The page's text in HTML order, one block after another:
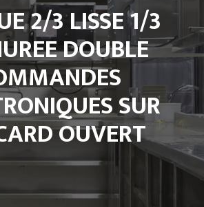
Froid et Cuisine Pro
de cuisine professionnel
Notre Boutique
Contact
2/3 LISSE 1/3
DOUBLE
SUR
OUVERT